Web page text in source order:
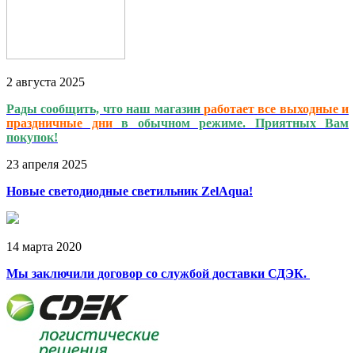
2 августа 2025
Рады сообщить, что наш магазин работает все выходные и
праздничные днив обычном режиме. Приятных Вам
покупок!
23 апреля 2025
Новые светодиодные светильник ZelAqua!
14 марта 2020
Мы заключили договор со службой доставки СДЭК.